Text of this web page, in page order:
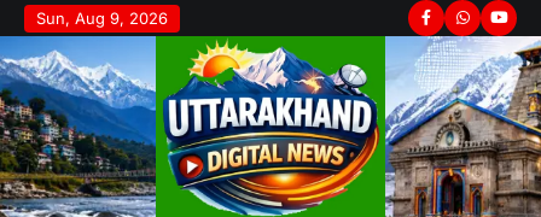
Skip
to
content
Sun, Aug 9, 2026 Facebook
Whatsapp